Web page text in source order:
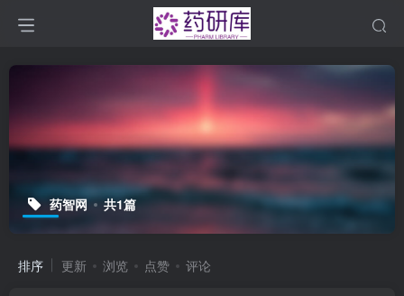
药智网 共1篇
排序 更新 浏览 点赞 评论